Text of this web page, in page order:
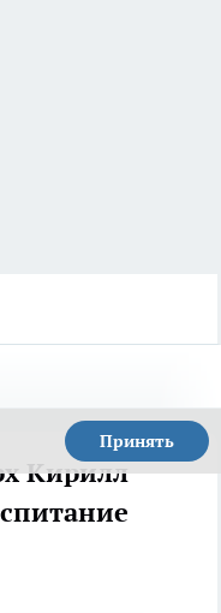
Принять
Кирилл